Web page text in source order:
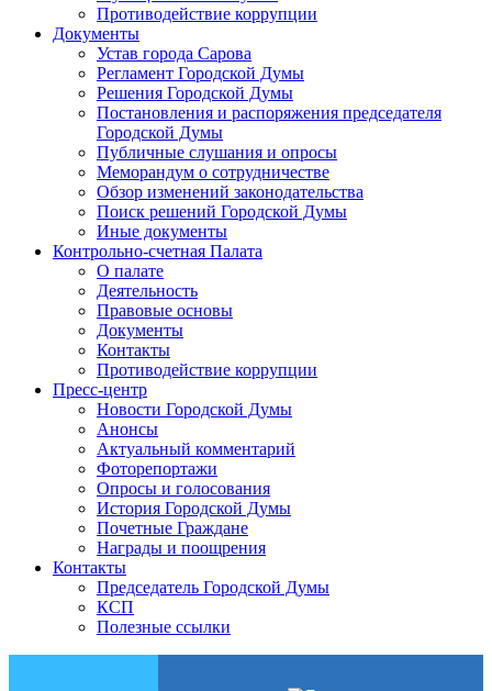
Противодействие коррупции
Документы
Устав города Сарова
Регламент Городской Думы
Решения Городской Думы
Постановления и распоряжения председателя
Городской Думы
Публичные слушания и опросы
Меморандум о сотрудничестве
Обзор изменений законодательства
Поиск решений Городской Думы
Иные документы
Контрольно-счетная Палата
О палате
Деятельность
Правовые основы
Документы
Контакты
Противодействие коррупции
Пресс-центр
Новости Городской Думы
Анонсы
Актуальный комментарий
Фоторепортажи
Опросы и голосования
История Городской Думы
Почетные Граждане
Награды и поощрения
Контакты
Председатель Городской Думы
КСП
Полезные ссылки